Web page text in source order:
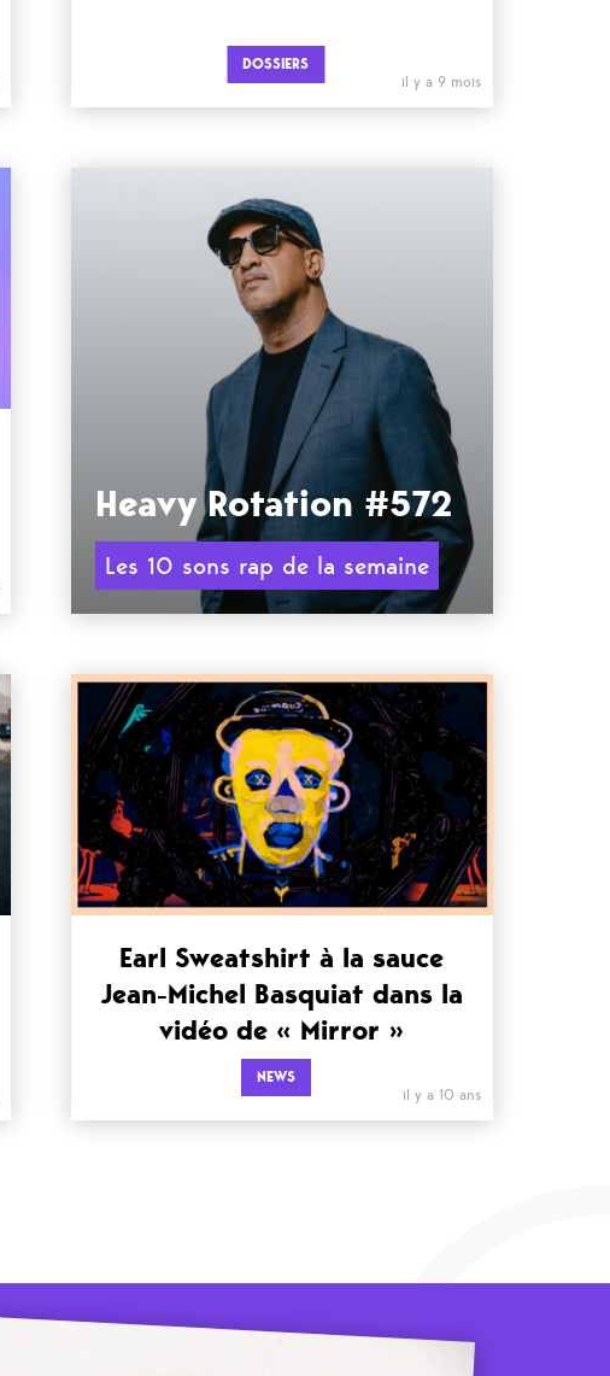
DOSSIERS
il y a 9 mois
Heavy Rotation #572
Les 10 sons rap de la semaine
Earl Sweatshirt à la sauce
Jean-Michel Basquiat dans la
vidéo de « Mirror »
NEWS
il y a 10 ans